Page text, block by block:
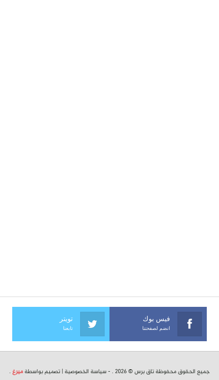
فيس بوك
انضم لصفحتنا
تويتر
تابعنا
جميع الحقوق محفوظة تاق برس © 2026 . - سياسة الخصوصية | تصميم بواسطة ميرغ .